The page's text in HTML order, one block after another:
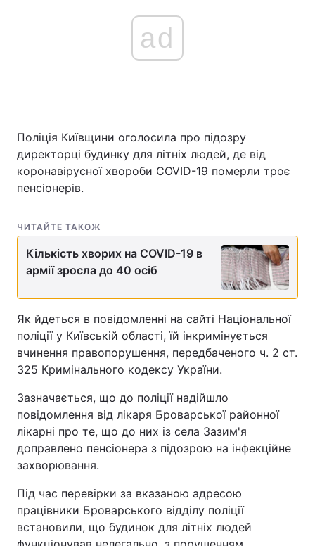
ad
Поліція Київщини оголосила про підозру
директорці будинку для літніх людей, де від
коронавірусної хвороби COVID-19 померли троє
пенсіонерів.
ЧИТАЙТЕ ТАКОЖ
Кількість хворих на COVID-19 в
армії зросла до 40 осіб
Як йдеться в повідомленні на сайті Національної
поліції у Київській області, їй інкримінується
вчинення правопорушення, передбаченого ч. 2 ст.
325 Кримінального кодексу України.
Зазначається, що до поліції надійшло
повідомлення від лікаря Броварської районної
лікарні про те, що до них із села Зазим'я
доправлено пенсіонера з підозрою на інфекційне
захворювання.
Під час перевірки за вказаною адресою
працівники Броварського відділу поліції
встановили, що будинок для літніх людей